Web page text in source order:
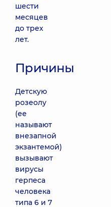
шести
месяцев
до трех
лет.
Причины
Детскую
розеолу
(ее
называют
внезапной
экзантемой)
вызывают
вирусы
герпеса
человека
типа 6 и 7